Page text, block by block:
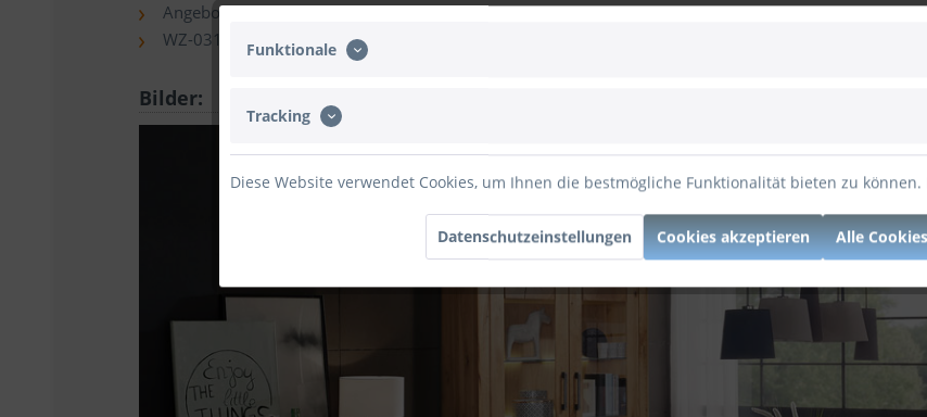
Angebot ohne Dekorationen
WZ-0315
Bilder:
Funktionale
Tracking
Diese Website verwendet Cookies, um Ihnen die bestmögliche Funktionalität bieten zu können.
Datenschutzeinstellungen Cookies akzeptieren Alle